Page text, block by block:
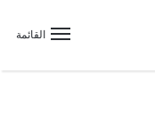
القائمة